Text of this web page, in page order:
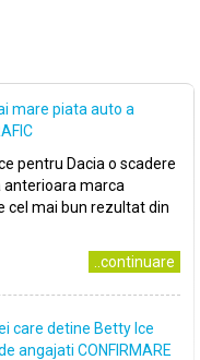
mare piata auto a
pentru Dacia o scadere
anterioara marca
cel mai bun rezultat din
..continuare
care detine Betty Ice
angajati CONFIRMARE